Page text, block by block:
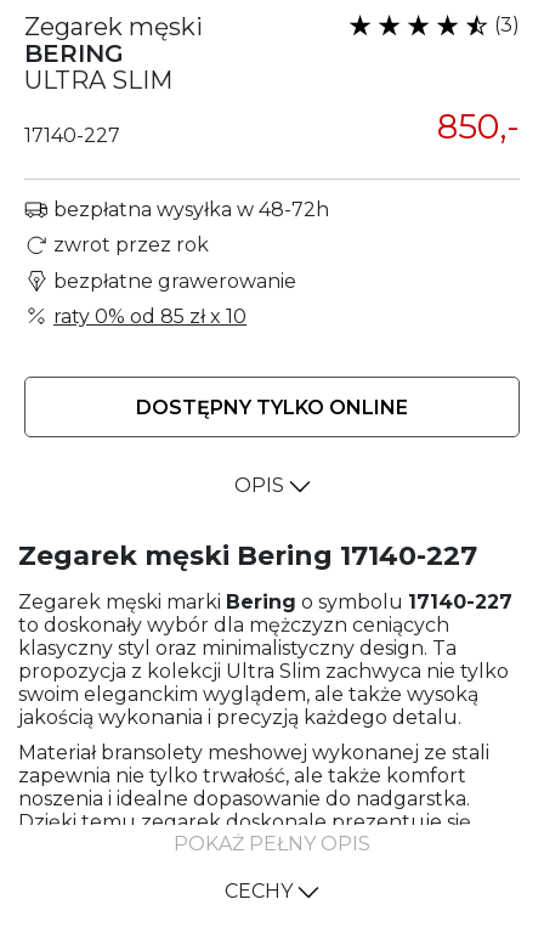
Zegarek męski
BERING
ULTRA SLIM
(3)
17140-227 850,-
bezpłatna wysyłka w 48-72h
zwrot przez rok
bezpłatne grawerowanie
raty 0% od 85 złx 10
DOSTĘPNY TYLKO ONLINE
OPIS
Zegarek męski Bering 17140-227
Zegarek męski marki Bering o symbolu 17140-227
to doskonały wybór dla mężczyzn ceniących
klasyczny styl oraz minimalistyczny design. Ta
propozycja z kolekcji Ultra Slim zachwyca nie tylko
swoim eleganckim wyglądem, ale także wysoką
jakością wykonania i precyzją każdego detalu.
Materiał bransolety meshowej wykonanej ze stali
zapewnia nie tylko trwałość, ale także komfort
noszenia i idealne dopasowanie do nadgarstka.
Dzięki temu zegarek doskonale prezentuje się
zarówno na co dzień, jak i od święta, dodając
Wysokiej jakości stal użyta do wykonania koperty
POKAŻ PEŁNY OPIS
CECHY